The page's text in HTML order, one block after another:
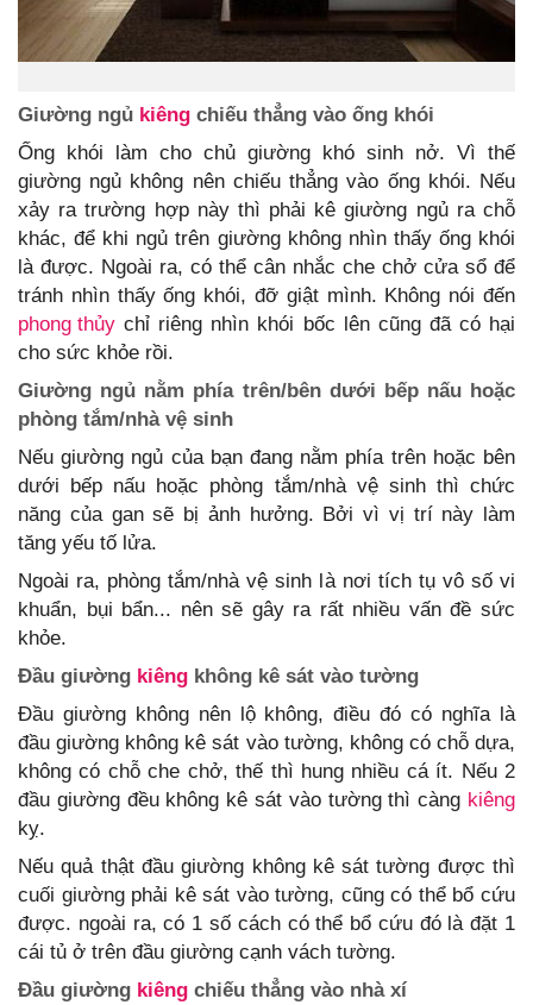
Giường ngủ kiêng chiếu thẳng vào ống khói
Ống khói làm cho chủ giường khó sinh nở. Vì thế
giường ngủ không nên chiếu thẳng vào ống khói. Nếu
xảy ra trường hợp này thì phải kê giường ngủ ra chỗ
khác, để khi ngủ trên giường không nhìn thấy ống khói
là được. Ngoài ra, có thể cân nhắc che chở cửa sổ để
tránh nhìn thấy ống khói, đỡ giật mình. Không nói đến
phong thủy chỉ riêng nhìn khói bốc lên cũng đã có hại
cho sức khỏe rồi.
Giường ngủ nằm phía trên/bên dưới bếp nấu hoặc
phòng tắm/nhà vệ sinh
Nếu giường ngủ của bạn đang nằm phía trên hoặc bên
dưới bếp nấu hoặc phòng tắm/nhà vệ sinh thì chức
năng của gan sẽ bị ảnh hưởng. Bởi vì vị trí này làm
tăng yếu tố lửa.
Ngoài ra, phòng tắm/nhà vệ sinh là nơi tích tụ vô số vi
khuẩn, bụi bẩn... nên sẽ gây ra rất nhiều vấn đề sức
khỏe.
Đầu giường kiêng không kê sát vào tường
Đầu giường không nên lộ không, điều đó có nghĩa là
đầu giường không kê sát vào tường, không có chỗ dựa,
không có chỗ che chở, thế thì hung nhiều cá ít. Nếu 2
đầu giường đều không kê sát vào tường thì càng kiêng
kỵ.
Nếu quả thật đầu giường không kê sát tường được thì
cuối giường phải kê sát vào tường, cũng có thể bổ cứu
được. ngoài ra, có 1 số cách có thể bổ cứu đó là đặt 1
cái tủ ở trên đầu giường cạnh vách tường.
Đầu giường kiêng chiếu thẳng vào nhà xí